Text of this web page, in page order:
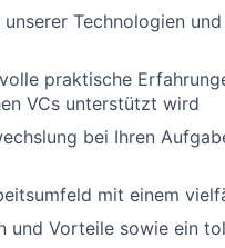
Technologien
praktische
VCs unterstützt wird
bei Ihren
mit einem
und Vorteile sowie ein